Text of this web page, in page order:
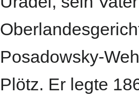
Posadowsky-
Plötz. Er legte